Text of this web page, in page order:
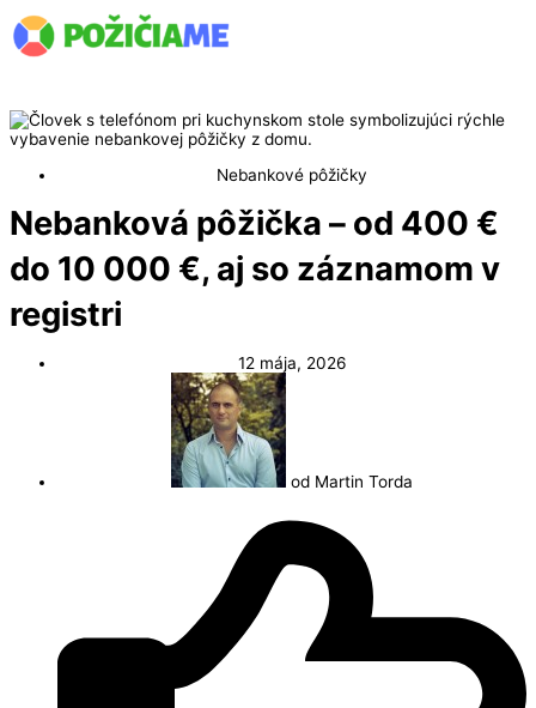
na
obsah
Menu
Nebankové pôžičky
Nebanková pôžička – od 400 €
do 10 000 €, aj so záznamom v
registri
12 mája, 2026
od Martin Torda